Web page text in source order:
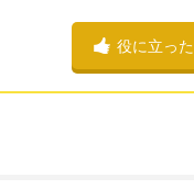
役に立った